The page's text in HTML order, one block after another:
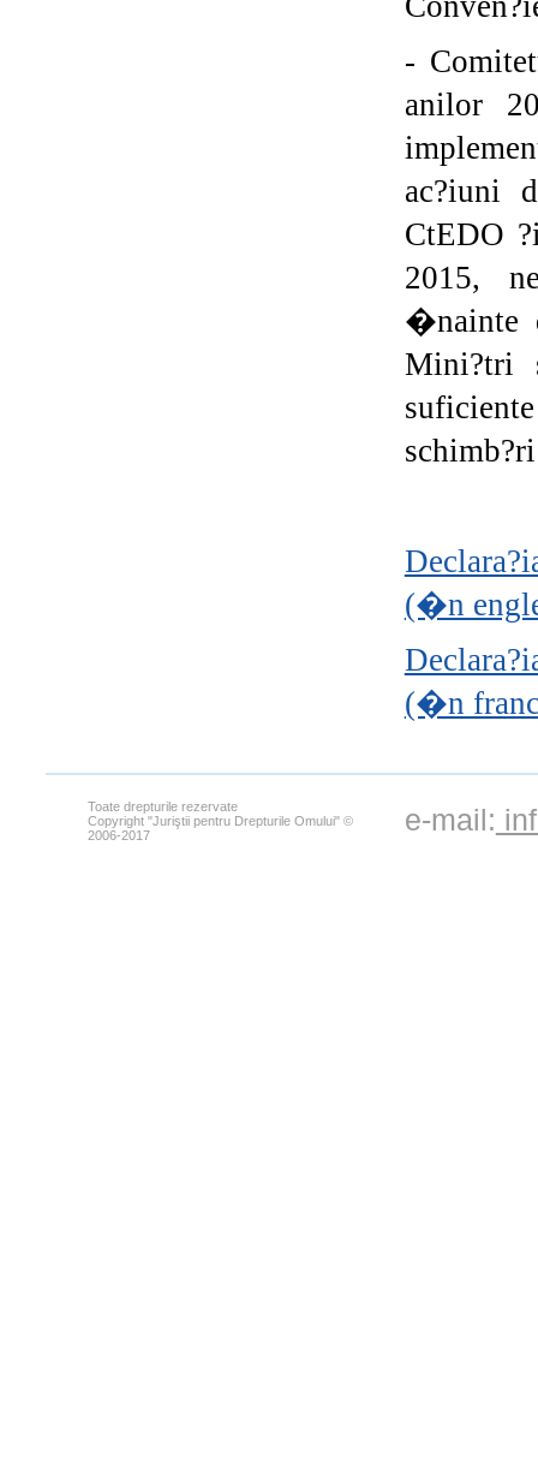
-
anilor
ac?iuni
CtEDO
2015,
�nainte
Mini?tri
(�n
(�n
Toate drepturile rezervate
Copyright "Juriştii pentru Drepturile Omului" ©
2006-2017
e-mail: